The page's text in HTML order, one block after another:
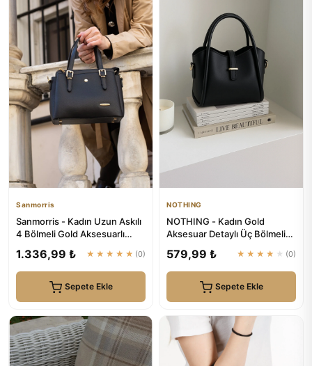
Sanmorris
Sanmorris - Kadın Uzun Askılı
4 Bölmeli Gold Aksesuarlı
1.336,99 ₺ ★★★★★ (0)
Sepete Ekle
NOTHING
NOTHING - Kadın Gold
Aksesuar Detaylı Üç Bölmeli
579,99 ₺ ★★★★★ (0)
Sepete Ekle